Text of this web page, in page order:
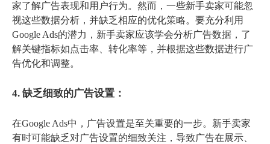
家了解广告表现和用户行为。然而，一些新手卖家可能忽
视这些数据分析，并缺乏相应的优化策略。要充分利用
Google Ads的潜力，新手卖家应该学会分析广告数据，了
解关键指标如点击率、转化率等，并根据这些数据进行广
告优化和调整。
4. 缺乏细致的广告设置：
在Google Ads中，广告设置是至关重要的一步。新手卖家
有时可能缺乏对广告设置的细致关注，导致广告在展示、